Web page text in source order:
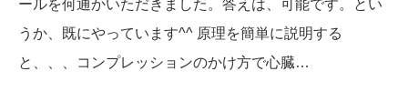
ールを何通かいただきました。答えは、可能です。とい
うか、既にやっています^^ 原理を簡単に説明する
と、、、コンプレッションのかけ方で心臓…